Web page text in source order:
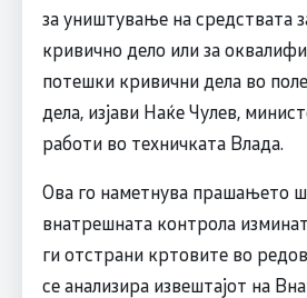
за уништување на средствата
кривично дело или за
потешки кривични дела во
дела, изјави Наќе Чулев,
работи во техничката Влада.
Ова го наметнува прашањето
внатрешната контрола
ги отстрани кртовите во
се анализира извештајот на